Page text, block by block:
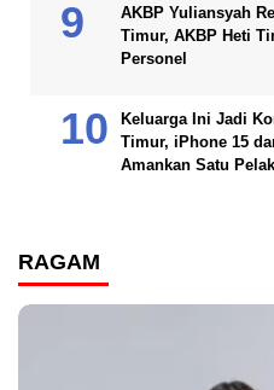
AKBP Yuliansyah
Timur, AKBP Heti
Personel
Keluarga Ini Jadi
Timur, iPhone 15
Amankan Satu
RAGAM